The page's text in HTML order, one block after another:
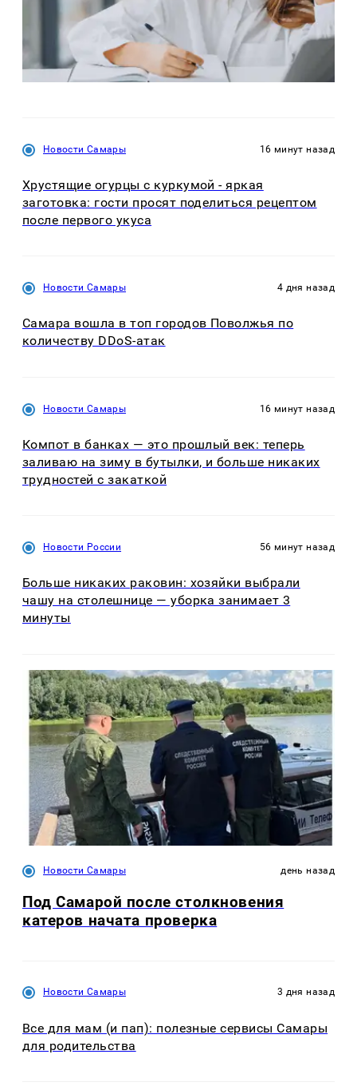
Новости Самары 16 минут назад
Хрустящие огурцы с куркумой - яркая
заготовка: гости просят поделиться рецептом
после первого укуса
Новости Самары 4 дня назад
Самара вошла в топ городов Поволжья по
количеству DDoS-атак
Новости Самары 16 минут назад
Компот в банках — это прошлый век: теперь
заливаю на зиму в бутылки, и больше никаких
трудностей с закаткой
Новости России 56 минут назад
Больше никаких раковин: хозяйки выбрали
чашу на столешнице — уборка занимает 3
минуты
Новости Самары день назад
Под Самарой после столкновения
катеров начата проверка
Новости Самары 3 дня назад
Все для мам (и пап): полезные сервисы Самары
для родительства